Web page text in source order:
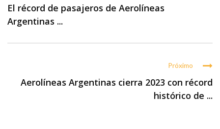
El récord de pasajeros de Aerolíneas
Argentinas ...
Próximo
Aerolíneas Argentinas cierra 2023 con récord
histórico de ...